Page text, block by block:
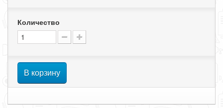
Количество
В корзину